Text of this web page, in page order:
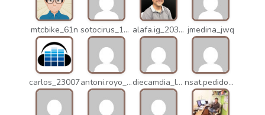
mtcbike_61n sotocirus_11872 alafa.ig_20338 jmedina_jwq
carlos_23007 antoni.royo_10023 diecamdia_l27 nsat.pedidos_1235